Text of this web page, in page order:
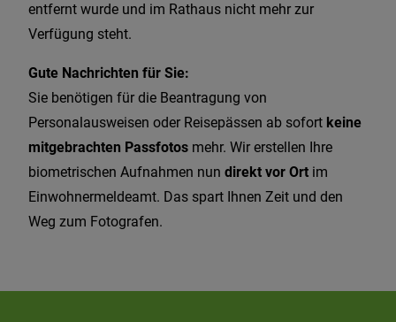
entfernt wurde und im Rathaus nicht mehr zur
Verfügung steht.
Gute Nachrichten für Sie:
Sie benötigen für die Beantragung von
Personalausweisen oder Reisepässen ab sofort keine
mitgebrachten Passfotos mehr. Wir erstellen Ihre
biometrischen Aufnahmen nun direkt vor Ort im
Einwohnermeldeamt. Das spart Ihnen Zeit und den
Weg zum Fotografen.